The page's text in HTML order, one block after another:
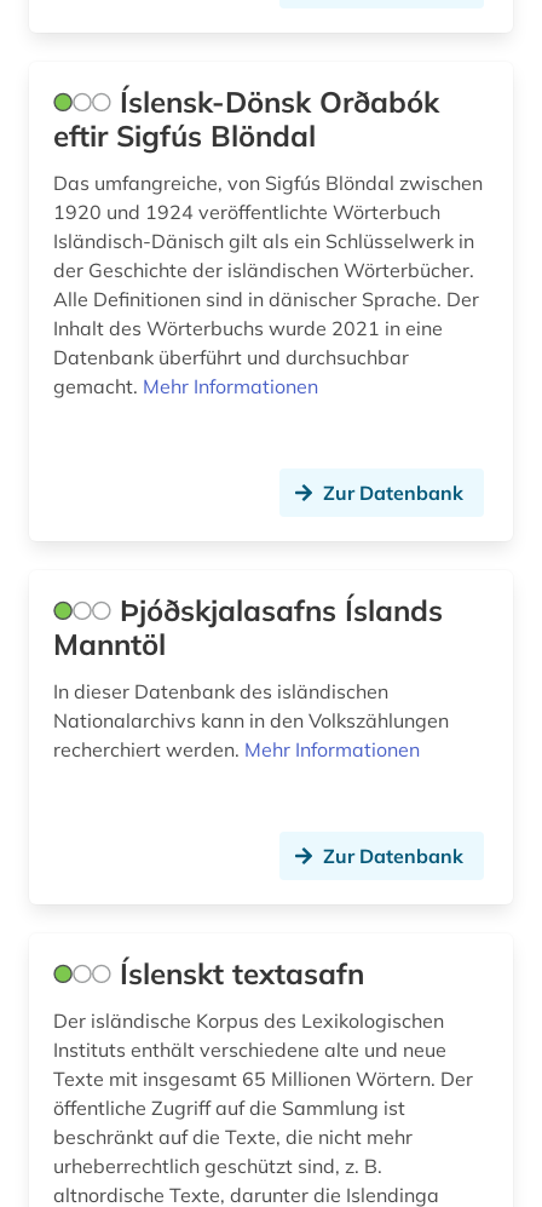
Íslensk-Dönsk Orðabók
eftir Sigfús Blöndal
Das umfangreiche, von Sigfús Blöndal zwischen
1920 und 1924 veröffentlichte Wörterbuch
Isländisch-Dänisch gilt als ein Schlüsselwerk in
der Geschichte der isländischen Wörterbücher.
Alle Definitionen sind in dänischer Sprache. Der
Inhalt des Wörterbuchs wurde 2021 in eine
Datenbank überführt und durchsuchbar
gemacht. Mehr Informationen
Zur Datenbank
Þjóðskjalasafns Íslands
Manntöl
In dieser Datenbank des isländischen
Nationalarchivs kann in den Volkszählungen
recherchiert werden. Mehr Informationen
Zur Datenbank
Íslenskt textasafn
Der isländische Korpus des Lexikologischen
Instituts enthält verschiedene alte und neue
Texte mit insgesamt 65 Millionen Wörtern. Der
öffentliche Zugriff auf die Sammlung ist
beschränkt auf die Texte, die nicht mehr
urheberrechtlich geschützt sind, z. B.
altnordische Texte, darunter die Islendinga